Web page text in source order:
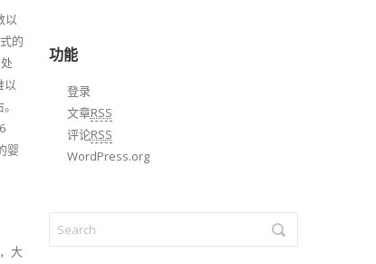
以
的
以
婴
大
功能
登录
文章RSS
评论RSS
WordPress.org